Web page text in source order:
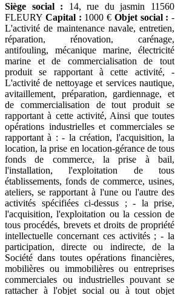
Siège social : 14, rue du jasmin 11560
FLEURY Capital : 1000 € Objet social : -
L'activité de maintenance navale, entretien,
réparation, rénovation, carénage,
antifouling, mécanique marine, électricité
marine et de commercialisation de tout
produit se rapportant à cette activité, -
L'activité de nettoyage et services nautique,
avitaillement, préparation, gardiennage, et
de commercialisation de tout produit se
rapportant à cette activité, Ainsi que toutes
opérations industrielles et commerciales se
rapportant à : - la création, l'acquisition, la
location, la prise en location-gérance de tous
fonds de commerce, la prise à bail,
l'installation, l'exploitation de tous
établissements, fonds de commerce, usines,
ateliers, se rapportant à l'une ou l'autre des
activités spécifiées ci-dessus ; - la prise,
l'acquisition, l'exploitation ou la cession de
tous procédés, brevets et droits de propriété
intellectuelle concernant ces activités ; - la
participation, directe ou indirecte, de la
Société dans toutes opérations financières,
mobilières ou immobilières ou entreprises
commerciales ou industrielles pouvant se
rattacher à l'objet social ou à tout objet